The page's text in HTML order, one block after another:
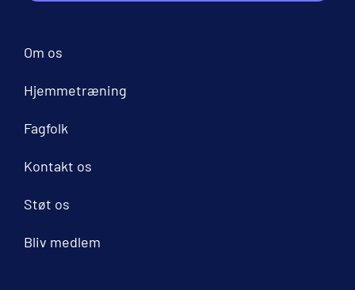
Om os
Hjemmetræning
Fagfolk
Kontakt os
Støt os
Bliv medlem